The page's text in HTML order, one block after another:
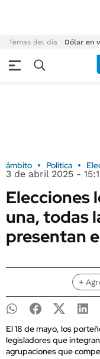
Temas del día Dólar en
ámbito Política
3 de abril 2025 -
Elecciones
una, todas
presentan
+
El 18 de mayo, los
legisladores que
agrupaciones que